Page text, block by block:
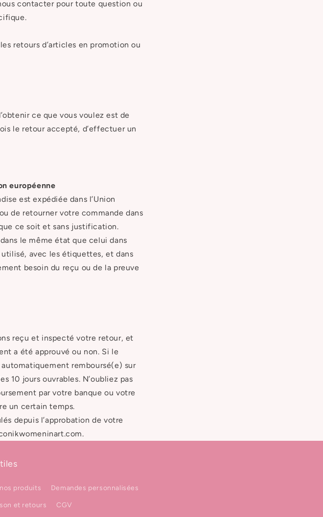
contacter pour toute question ou
retours d’articles en promotion ou
ce que vous voulez est de
le retour accepté, d’effectuer un
européenne
est expédiée dans l’Union
de retourner votre commande dans
ce soit et sans justification.
le même état que celui dans
avec les étiquettes, et dans
besoin du reçu ou de la preuve
reçu et inspecté votre retour, et
a été approuvé ou non. Si le
remboursé(e) sur
10 jours ouvrables. N’oubliez pas
par votre banque ou votre
un certain temps.
depuis l’approbation de votre
produits Demandes personnalisées
et retours CGV